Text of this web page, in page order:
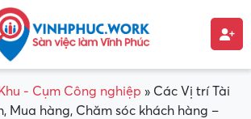
- Cụm Công nghiệp » Các Vị trí Tài
Mua hàng, Chăm sóc khách hàng –